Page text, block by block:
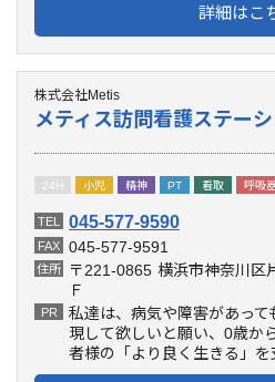
詳細はこ
株式会社Metis
メティス訪問看護ステー
24H 小児 精神 PT 看取 呼吸
TEL 045-577-9590
FAX 045-577-9591
住所 〒221-0865 横浜市神奈川
Ｆ
PR
私達は、病気や障害があっ
現して欲しいと願い、0歳か
者様の「より良く生きる」を